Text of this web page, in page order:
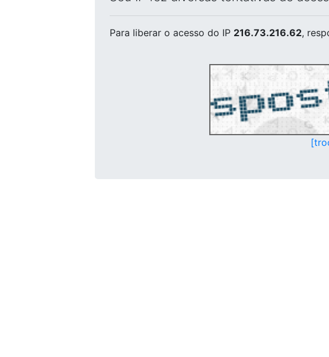
Para liberar o acesso do IP 216.73.216.62,